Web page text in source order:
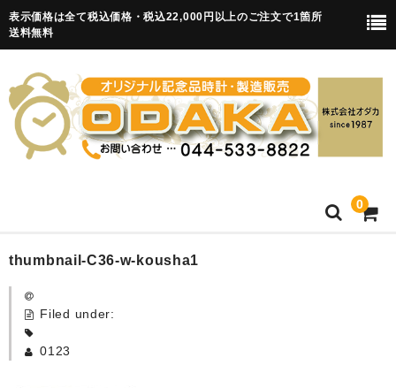
表示価格は全て税込価格・税込22,000円以上のご注文で1箇所
送料無料
0
HOME
卒園記念品
thumbnail-C36-w-kousha1
Filed under:
0123